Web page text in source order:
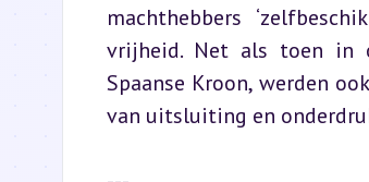
machthebbers
vrijheid. Net als toen in
Spaanse Kroon, werden
van uitsluiting en